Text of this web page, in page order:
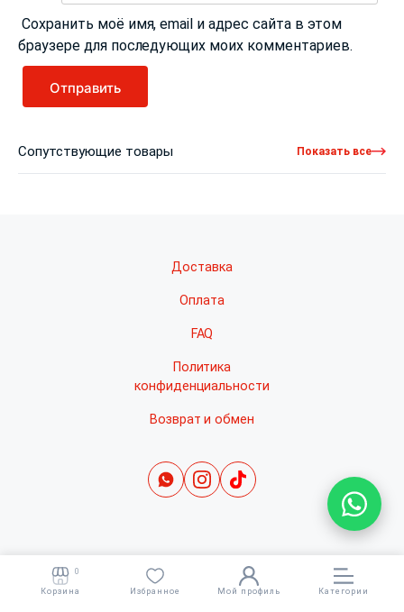
Сохранить моё имя, email и адрес сайта в этом
браузере для последующих моих комментариев.
Сопутствующие товары Показать все
Корзина
0
Избранное Мой профиль Категории
Доставка
Оплата
FAQ
Политика
конфиденциальности
Возврат и обмен
Copyright 2022 © All right reserved. Раскрутка - cropas